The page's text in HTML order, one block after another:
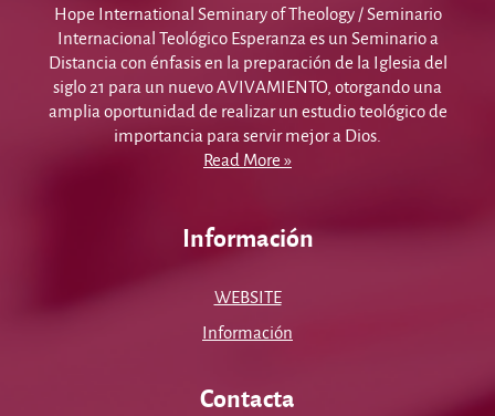
Hope International Seminary of Theology / Seminario
Internacional Teológico Esperanza es un Seminario a
Distancia con énfasis en la preparación de la Iglesia del
siglo 21 para un nuevo AVIVAMIENTO, otorgando una
amplia oportunidad de realizar un estudio teológico de
importancia para servir mejor a Dios.
Read More »
Información
WEBSITE
Información
Contacta